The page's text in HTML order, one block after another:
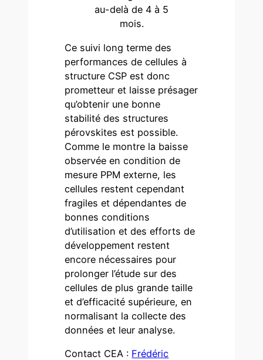
au-delà de 4 à 5
mois.
Ce suivi long terme des
performances de cellules à
structure CSP est donc
prometteur et laisse présager
qu’obtenir une bonne
stabilité des structures
pérovskites est possible.
Comme le montre la baisse
observée en condition de
mesure PPM externe, les
cellules restent cependant
fragiles et dépendantes de
bonnes conditions
d’utilisation et des efforts de
développement restent
encore nécessaires pour
prolonger l’étude sur des
cellules de plus grande taille
et d’efficacité supérieure, en
normalisant la collecte des
données et leur analyse.
Contact CEA : Frédéric